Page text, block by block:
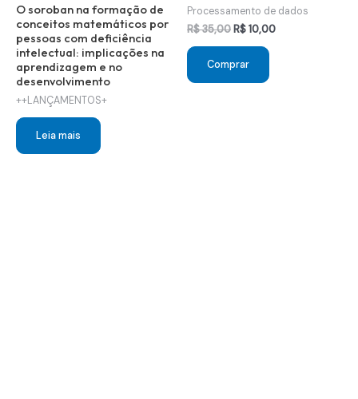
O soroban na formação de
conceitos matemáticos por
pessoas com deficiência
intelectual: implicações na
aprendizagem e no
desenvolvimento
++LANÇAMENTOS+
Leia mais
Processamento de dados
R$35,00O
original
era:
R$ 35,00.
R$10,00O
Comprar